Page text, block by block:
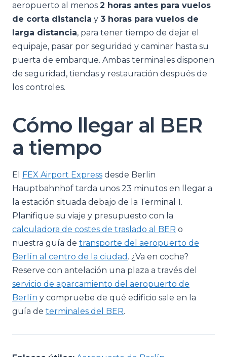
aeropuerto al menos 2 horas antes para vuelos
de corta distancia y 3 horas para vuelos de
larga distancia, para tener tiempo de dejar el
equipaje, pasar por seguridad y caminar hasta su
puerta de embarque. Ambas terminales disponen
de seguridad, tiendas y restauración después de
los controles.
Cómo llegar al BER
a tiempo
El FEX Airport Express desde Berlin
Hauptbahnhof tarda unos 23 minutos en llegar a
la estación situada debajo de la Terminal 1.
Planifique su viaje y presupuesto con la
calculadora de costes de traslado al BER o
nuestra guía de transporte del aeropuerto de
Berlín al centro de la ciudad . ¿Va en coche?
Reserve con antelación una plaza a través del
servicio de aparcamiento del aeropuerto de
Berlín y compruebe de qué edificio sale en la
guía de terminales del BER.